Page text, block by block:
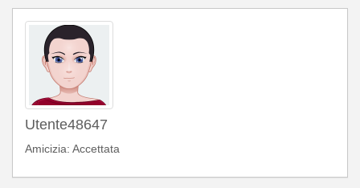
Utente48647
Amicizia: Accettata